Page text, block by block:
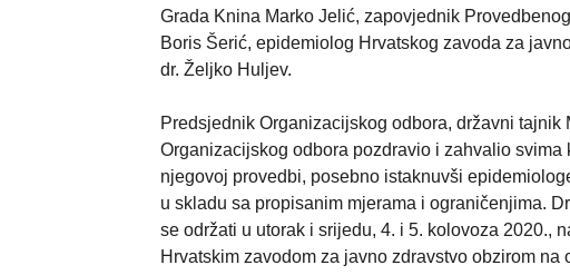
Grada Knina Marko Jelić, zapovjednik
Boris Šerić, epidemiolog Hrvatskog zavoda za
dr. Željko Huljev.
Predsjednik Organizacijskog odbora, državni
Organizacijskog odbora pozdravio i zahvalio
njegovoj provedbi, posebno istaknuvši
u skladu sa propisanim mjerama i ograničenjima.
se održati u utorak i srijedu, 4. i 5. kolovoza 2020.,
Hrvatskim zavodom za javno zdravstvo obzirom